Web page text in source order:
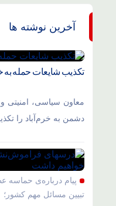
آخرین نوشته ها
تکذیب شایعات حمله به
معاون سیاسی، امنیتی
دشمن به خرم‌آباد را
پیام درباره‌ی حماسه
تبیین مسائل مهم کشور؛